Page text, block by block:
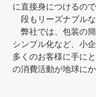
に直接身につけるの
段もリーズナブル
弊社では、包装の
シンプル化など、小
多くのお客様に手に
の消費活動が地球に